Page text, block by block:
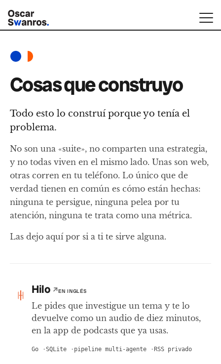
Cosas que construyo
Todo esto lo construí porque yo tenía el
problema.
No son una «suite», no comparten una estrategia,
y no todas viven en el mismo lado. Unas son web,
otras corren en tu teléfono. Lo único que de
verdad tienen en común es cómo están hechas:
ninguna te persigue, ninguna pelea por tu
atención, ninguna te trata como una métrica.
Las dejo aquí por si a ti te sirve alguna.
Hilo ↗EN INGLÉS
Le pides que investigue un tema y te lo
devuelve como un audio de diez minutos,
en la app de podcasts que ya usas.
Go SQLite pipeline multi-agente RSS privado